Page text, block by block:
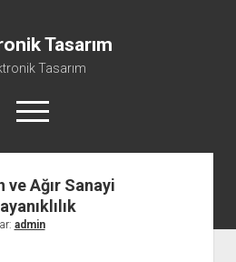
Tasarım
Tasarım
menüyü
aç
Görme Programsız
Liste
Ağır Sanayi
admin